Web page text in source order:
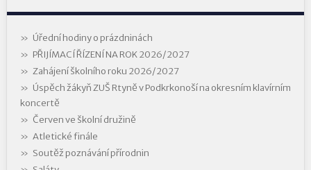
Úřední hodiny o prázdninách
PŘIJÍMACÍ ŘÍZENÍ NA ROK 2026/2027
Zahájení školního roku 2026/2027
Úspěch žákyň ZUŠ Rtyně v Podkrkonoší na okresním klavírním
koncertě
Červen ve školní družině
Atletické finále
Soutěž poznávání přírodnin